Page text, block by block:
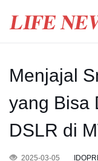
Menjajal
yang Bisa
DSLR di
2025-03-05